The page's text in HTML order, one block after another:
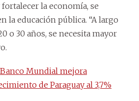
la economía, se
la educación pública. “A largo
o 30 años, se necesita mayor
Banco Mundial mejora
de Paraguay al 3,7%